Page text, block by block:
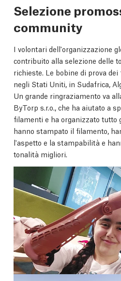
Selezione
community
I volontari dell'organizzazione
contribuito alla selezione delle
richieste. Le bobine di prova
negli Stati Uniti, in Sudafrica,
Un grande ringraziamento va
ByTorp s.r.o., che ha aiutato a
filamenti e ha organizzato tutto
hanno stampato il filamento,
l'aspetto e la stampabilità e
tonalità migliori.